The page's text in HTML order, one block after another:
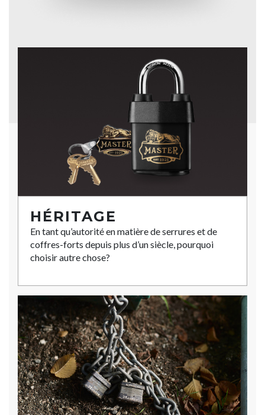
HÉRITAGE
En tant qu’autorité en matière de serrures et de
coffres-forts depuis plus d’un siècle, pourquoi
choisir autre chose?